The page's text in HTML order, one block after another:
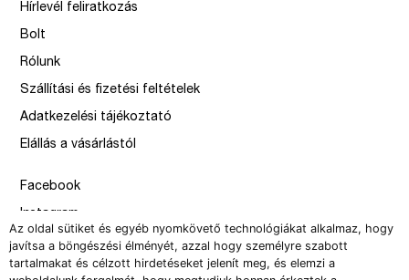
Az oldal sütiket és egyéb nyomkövető technológiákat alkalmaz, hogy
javítsa a böngészési élményét, azzal hogy személyre szabott
tartalmakat és célzott hirdetéseket jelenít meg, és elemzi a
Hírlevél feliratkozás
Bolt
Rólunk
Szállítási és fizetési feltételek
Adatkezelési tájékoztató
Elállás a vásárlástól
Facebook
Instagram
Issue
–